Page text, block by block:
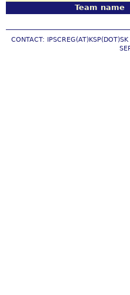
Team name
CONTACT: IPSCREG(AT)KSP(DOT)SK